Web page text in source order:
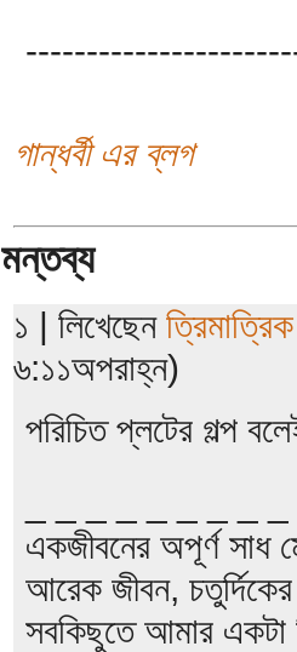
গান্ধর্বী এর ব্লগ
মন্তব্য
১ | লিখেছেন
৬:১১অপরাহ্ন)
পরিচিত প্লটের গল্প
একজীবনের অপূর্ণ সাধ
আরেক জীবন, চতুর্দিকের
সবকিছুতে আমার একটা